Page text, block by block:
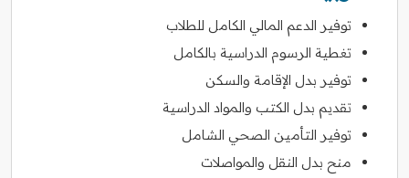
توفير الدعم المالي الكامل للطلاب
تغطية الرسوم الدراسية بالكامل
توفير بدل الإقامة والسكن
تقديم بدل الكتب والمواد الدراسية
توفير التأمين الصحي الشامل
منح بدل النقل والمواصلات